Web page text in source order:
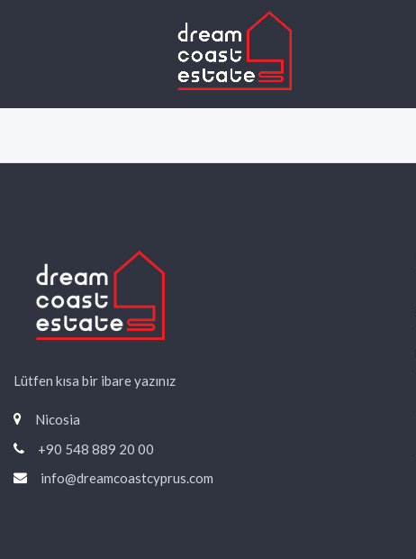
Lütfen kısa bir ibare yazınız
Nicosia
+90 548 889 20 00
info@dreamcoastcyprus.com